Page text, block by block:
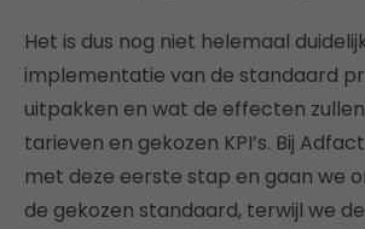
Het is dus nog niet helemaal
implementatie van de standaard
uitpakken en wat de effecten
tarieven en gekozen KPI’s. Bij
met deze eerste stap en gaan we
de gekozen standaard, terwijl we